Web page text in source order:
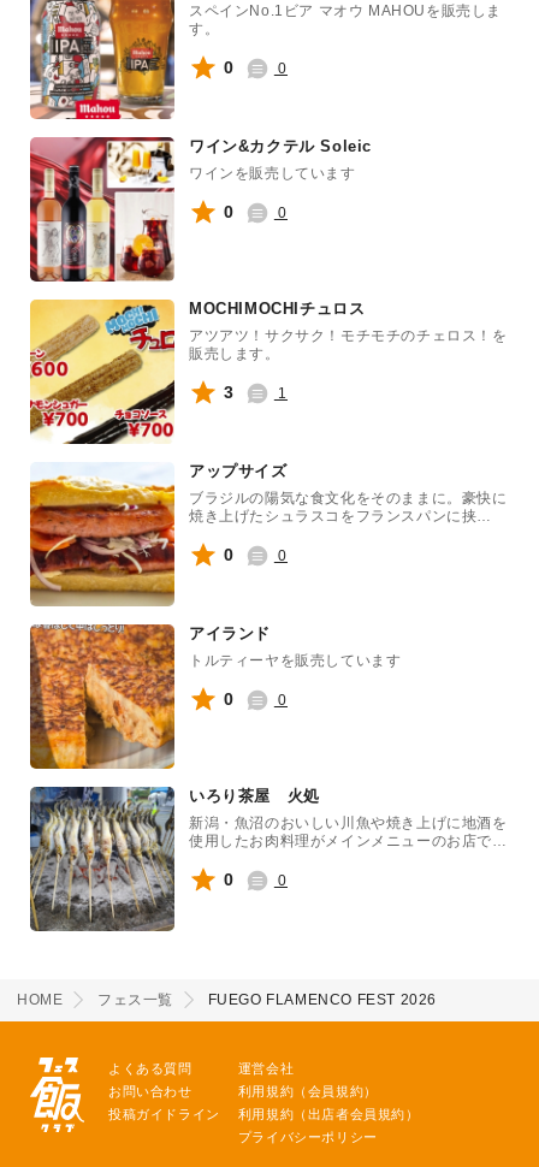
スペインNo.1ビア マオウ MAHOUを販売しま
す。
0 0
ワイン&カクテル Soleic
ワインを販売しています
0 0
MOCHIMOCHIチュロス
アツアツ！サクサク！モチモチのチェロス！を
販売します。
3 1
アップサイズ
ブラジルの陽気な食文化をそのままに。豪快に
焼き上げたシュラスコをフランスパンに挟
す。 0 0
アイランド
トルティーヤを販売しています
0 0
いろり茶屋 火処
新潟・魚沼のおいしい川魚や焼き上げに地酒を
使用したお肉料理がメインメニューのお店で
0 0
HOME フェス一覧 FUEGO FLAMENCO FEST 2026
よくある質問
お問い合わせ
投稿ガイドライン
運営会社
利用規約（会員規約）
利用規約（出店者会員規約）
プライバシーポリシー